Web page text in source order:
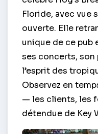
Floride, avec vue
ouverte. Elle
unique de ce pub
ses concerts,
l’esprit des
Observez en
— les clients, les
détendue de Key